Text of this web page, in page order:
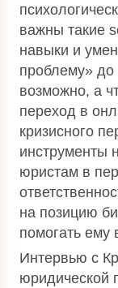
важны такие
навыки и
проблему»
возможно, а
переход в
кризисного
инструменты
юристам в
на позицию
помогать ему
Интервью с
юридической